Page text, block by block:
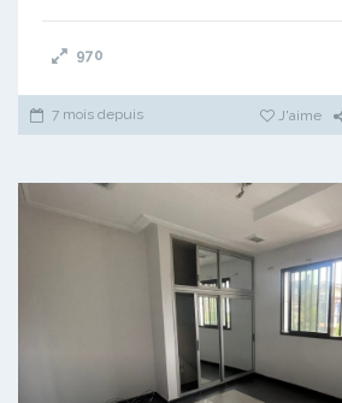
970
7 mois depuis J'aime